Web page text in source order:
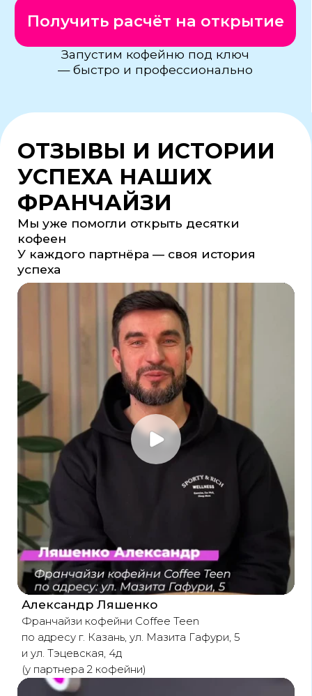
Отзывы
Блог
Политика конфиденциальности
Есть подходящее
ищем хорошие локации.
Предложите адрес — и мы с вами
свяжемся
Предложить помещение